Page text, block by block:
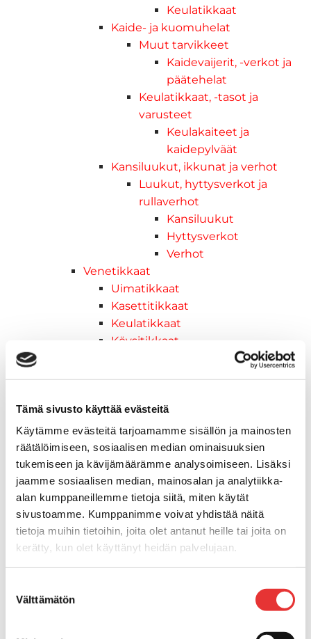
Tämä sivusto käyttää evästeitä
Käytämme evästeitä tarjoamamme sisällön ja mainosten
räätälöimiseen, sosiaalisen median ominaisuuksien
tukemiseen ja kävijämäärämme analysoimiseen. Lisäksi
jaamme sosiaalisen median, mainosalan ja analytiikka-
alan kumppaneillemme tietoja siitä, miten käytät
sivustoamme. Kumppanimme voivat yhdistää näitä
tietoja muihin tietoihin, joita olet antanut heille tai joita on
kerätty, kun olet käyttänyt heidän palvelujaan.
valinta
Välttämätön
Keulatikkaat
Kaide- ja kuomuhelat
Muut tarvikkeet
Kaidevaijerit, -verkot ja
päätehelat
Keulatikkaat, -tasot ja
varusteet
Keulakaiteet ja
kaidepylväät
Kansiluukut, ikkunat ja verhot
Luukut, hyttysverkot ja
rullaverhot
Kansiluukut
Hyttysverkot
Verhot
Venetikkaat
Uimatikkaat
Kasettitikkaat
Keulatikkaat
Köysitikkaat
Koukkupidike
Pidike "clips", muovia
Lepuuttajan kiinnike
Tuulilasin kiinnike
Reuna-, köli-, törmäyslistat ja kansikate
Törmäyslista
Kansikate
Reuna- ja ikkunalistat
Alumiinilistat
Kävelysillat ja Taavetit